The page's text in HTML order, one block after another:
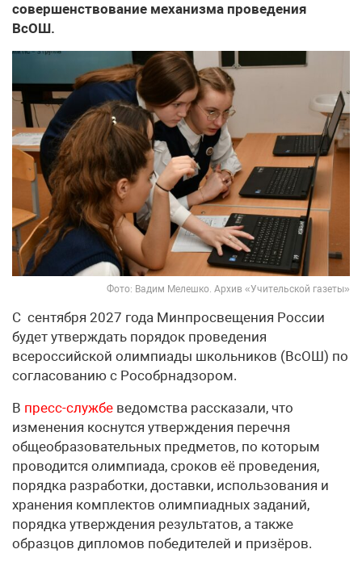
совершенствование механизма проведения
ВсОШ.
Фото: Вадим Мелешко. Архив «Учительской газеты»
С сентября 2027 года Минпросвещения России
будет утверждать порядок проведения
всероссийской олимпиады школьников (ВсОШ) по
согласованию с Рособрнадзором.
В пресс-службе ведомства рассказали, что
изменения коснутся утверждения перечня
общеобразовательных предметов, по которым
проводится олимпиада, сроков её проведения,
порядка разработки, доставки, использования и
хранения комплектов олимпиадных заданий,
порядка утверждения результатов, а также
образцов дипломов победителей и призёров.